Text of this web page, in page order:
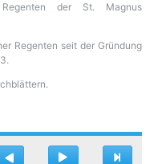
der St. Magnus
Regenten seit der Gründung